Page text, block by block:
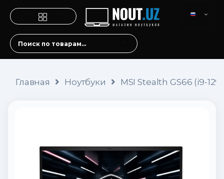
Главная Ноутбуки MSI Stealth GS66 (i9-